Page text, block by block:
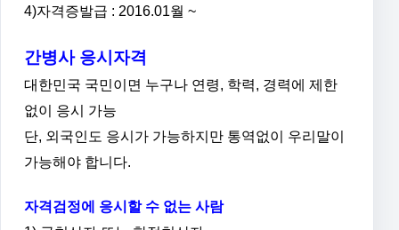
4)자격증발급 : 2016.01월 ~
간병사 응시자격
대한민국 국민이면 누구나 연령, 학력, 경력에 제한
없이 응시 가능
단, 외국인도 응시가 가능하지만 통역없이 우리말이
가능해야 합니다.
자격검정에 응시할 수 없는 사람